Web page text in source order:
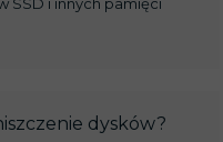
dysków?